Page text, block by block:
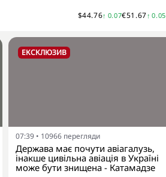
$44.76↑ 0.07€51.67↑ 0.05
ЕКСКЛЮЗИВ
07:39 • 10966 перегляди
Держава має почути авіагалузь,
інакше цивільна авіація в Україні
може бути знищена - Катамадзе